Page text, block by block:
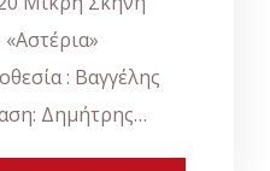
: Βαγγέλης
Δημήτρης…